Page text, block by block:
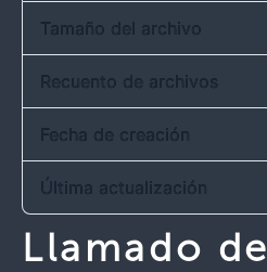
Tamaño del archivo
Recuento de archivos
Fecha de creación
Última actualización
Llamado de